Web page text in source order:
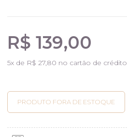
R$ 139,00
5x de R$ 27,80 no cartão de crédito